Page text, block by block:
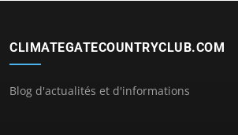
CLIMATEGATECOUNTRYCLUB.COM
Blog d'actualités et d'informations